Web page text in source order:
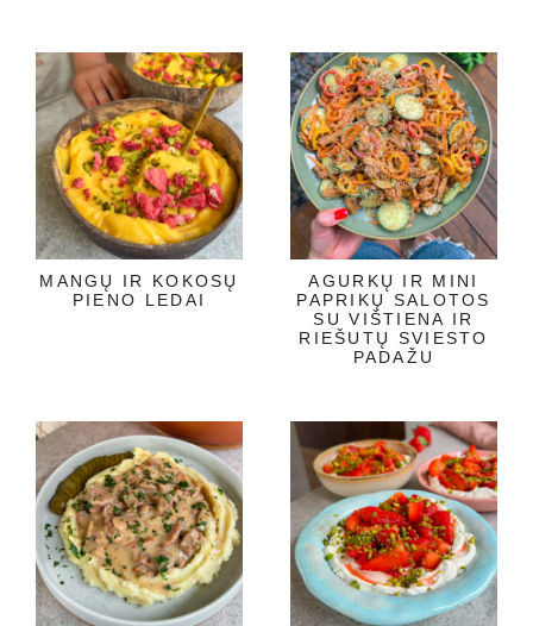
MANGŲ IR KOKOSŲ
PIENO LEDAI
AGURKŲ IR MINI
PAPRIKŲ SALOTOS
SU VIŠTIENA IR
RIEŠUTŲ SVIESTO
PADAŽU